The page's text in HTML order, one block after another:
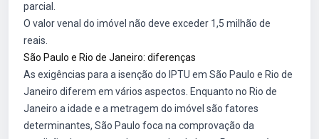
parcial.
O valor venal do imóvel não deve exceder 1,5 milhão de
reais.
São Paulo e Rio de Janeiro: diferenças
As exigências para a isenção do IPTU em São Paulo e Rio de
Janeiro diferem em vários aspectos. Enquanto no Rio de
Janeiro a idade e a metragem do imóvel são fatores
determinantes, São Paulo foca na comprovação da